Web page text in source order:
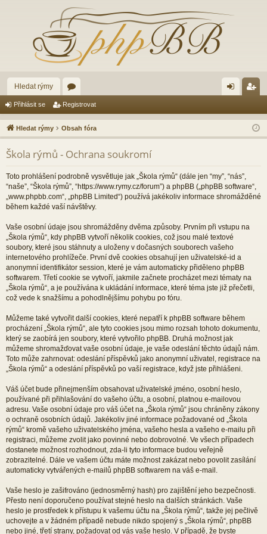
Hledat rýmy
ór
a lá
sit
ist
ro
Přihlásit se Registrovat
Hledat rýmy Obsah fóra
Škola rýmů - Ochrana soukromí
Toto prohlášení podrobně vysvětluje jak „Škola rýmů“ (dále jen “my”, “nás”,
“naše”, “Škola rýmů”, “https://www.rymy.cz/forum”) a phpBB („phpBB software“,
„www.phpbb.com“, „phpBB Limited“) používá jakékoliv informace shromážděné
během každé vaší návštěvy.
Vaše osobní údaje jsou shromážděny dvěma způsoby. Prvním při vstupu na
„Škola rýmů“, kdy phpBB vytvoří několik cookies, což jsou malé textové
soubory, které jsou stáhnuty a uloženy v dočasných souborech vašeho
internetového prohlížeče. První dvě cookies obsahují jen uživatelské-id a
anonymní identifikátor session, které je vám automaticky přiděleno phpBB
softwarem. Třetí cookie se vytvoří, jakmile začnete procházet mezi tématy na
„Škola rýmů“, a je používána k ukládání informace, které téma jste již přečetli,
což vede k snažšímu a pohodlnějšímu pohybu po fóru.
Můžeme také vytvořit další cookies, které nepatří k phpBB software během
procházení „Škola rýmů“, ale tyto cookies jsou mimo rozsah tohoto dokumentu,
který se zaobírá jen soubory, které vytvořilo phpBB. Druhá možnost jak
můžeme shromažďovat vaše osobní údaje, je vaše odeslání těchto údajů nám.
Toto může zahrnovat: odeslání příspěvků jako anonymní uživatel, registrace na
„Škola rýmů“ a odeslání příspěvků po vaší registrace, když jste přihlášeni.
Váš účet bude přinejmenším obsahovat uživatelské jméno, osobní heslo,
používané při přihlašování do vašeho účtu, a osobní, platnou e-mailovou
adresu. Vaše osobní údaje pro váš účet na „Škola rýmů“ jsou chráněny zákony
o ochraně osobních údajů. Jakékoliv jiné informace požadované od „Škola
rýmů“ kromě vašeho uživatelského jména, vašeho hesla a vašeho e-mailu při
registraci, můžeme zvolit jako povinné nebo dobrovolné. Ve všech případech
dostanete možnost rozhodnout, zda-li tyto informace budou veřejně
zobrazitelné. Dále ve vašem účtu máte možnost zakázat nebo povolit zasílání
automaticky vytvářených e-mailů phpBB softwarem na váš e-mail.
Vaše heslo je zašifrováno (jednosměrný hash) pro zajištění jeho bezpečnosti.
Přesto není doporučeno používat stejné heslo na dalších stránkách. Vaše
heslo je prostředek k přístupu k vašemu účtu na „Škola rýmů“, takže jej pečlivě
uchovejte a v žádném případě nebude nikdo spojený s „Škola rýmů“, phpBB
nebo jiné, třetí strany, požadovat od vás vaše heslo. V případě, že byste